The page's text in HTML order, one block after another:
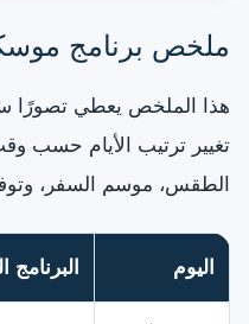
ملخص برنامج موسكو 7
هذا الملخص يعطي تصورًا
تغيير ترتيب الأيام حسب
الطقس، موسم السفر،
اليوم البرنامج